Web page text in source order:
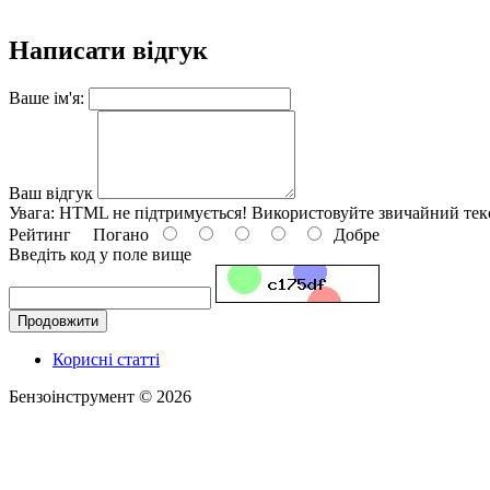
Написати відгук
Ваше ім'я:
Ваш відгук
Увага: HTML не підтримується! Використовуйте звичайний
Рейтинг Погано
Добре
Введіть код у поле вище
Продовжити
Корисні статті
Бензоінструмент © 2026